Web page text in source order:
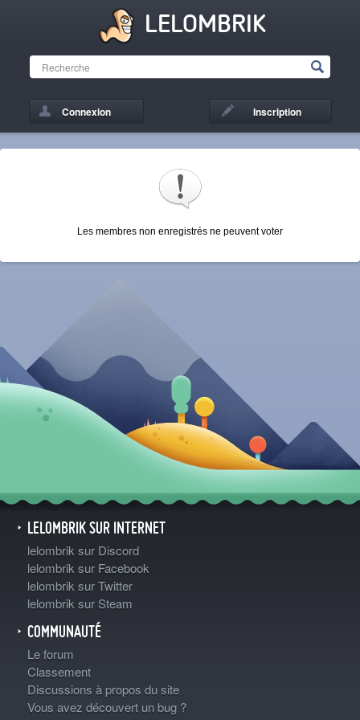
LELOMBRIK
Connexion Inscription
Les membres non enregistrés ne peuvent voter
LELOMBRIK SUR INTERNET
lelombrik sur Discord
lelombrik sur Facebook
lelombrik sur Twitter
lelombrik sur Steam
COMMUNAUTÉ
Le forum
Classement
Discussions à propos du site
Vous avez découvert un bug ?